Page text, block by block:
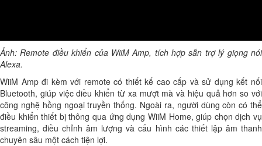
Ảnh: Remote điều khiển của WiiM Amp, tích hợp sẵn trợ lý giọng nói
Alexa.
WiiM Amp đi kèm với remote có thiết kế cao cấp và sử dụng kết nối
Bluetooth, giúp việc điều khiển từ xa mượt mà và hiệu quả hơn so với
công nghệ hồng ngoại truyền thống. Ngoài ra, người dùng còn có thể
điều khiển thiết bị thông qua ứng dụng WiiM Home, giúp chọn dịch vụ
streaming, điều chỉnh âm lượng và cấu hình các thiết lập âm thanh
chuyên sâu một cách tiện lợi.